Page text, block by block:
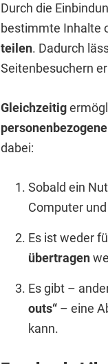
Durch die
bestimmte Inhalte
teilen. Dadurch
Seitenbesuchern
Gleichzeitig
dabei:
Sobald ein
Computer
Es ist weder
übertragen
Es gibt –
outs“ – eine
kann.